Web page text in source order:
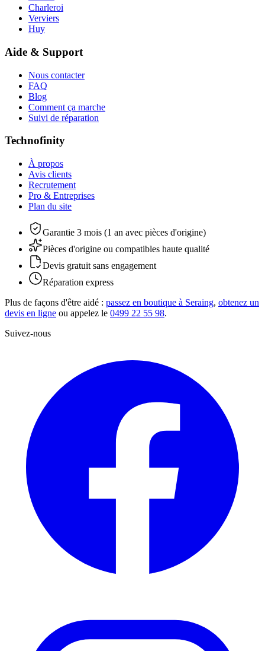
Charleroi
Verviers
Huy
Aide & Support
Nous contacter
FAQ
Blog
Comment ça marche
Suivi de réparation
Technofinity
À propos
Avis clients
Recrutement
Pro & Entreprises
Plan du site
Garantie 3 mois (1 an avec pièces d'origine)
Pièces d'origine ou compatibles haute qualité
Devis gratuit sans engagement
Réparation express
Plus de façons d'être aidé : passez en boutique à Seraing, obtenez un
devis en ligne ou appelez le 0499 22 55 98.
Suivez-nous